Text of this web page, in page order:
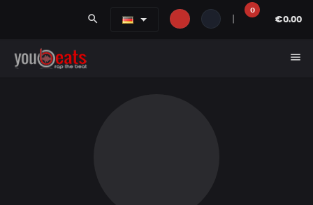
search
0
€0.00
menu